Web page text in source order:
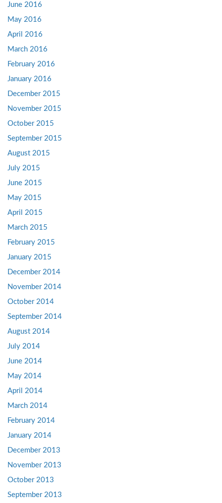
June 2016
May 2016
April 2016
March 2016
February 2016
January 2016
December 2015
November 2015
October 2015
September 2015
August 2015
July 2015
June 2015
May 2015
April 2015
March 2015
February 2015
January 2015
December 2014
November 2014
October 2014
September 2014
August 2014
July 2014
June 2014
May 2014
April 2014
March 2014
February 2014
January 2014
December 2013
November 2013
October 2013
September 2013